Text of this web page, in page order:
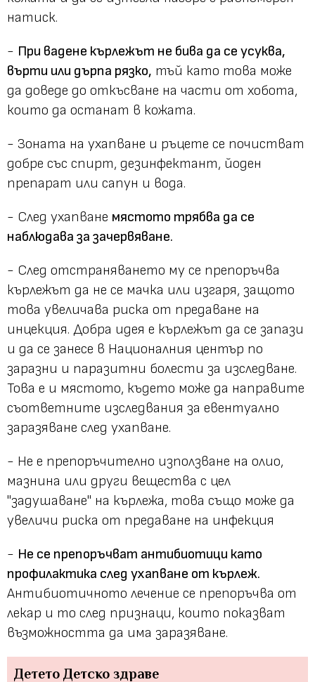
натиск.
- При вадене кърлежът не бива да се усуква,
върти или дърпа рязко, тъй като това може
да доведе до откъсване на части от хобота,
които да останат в кожата.
- Зоната на ухапване и ръцете се почистват
добре със спирт, дезинфектант, йоден
препарат или сапун и вода.
- След ухапване мястото трябва да се
наблюдава за зачервяване.
- След отстраняването му се препоръчва
кърлежът да не се мачка или изгаря, защото
това увеличава риска от предаване на
инцекция. Добра идея е кърлежът да се запази
и да се занесе в Националния център по
заразни и паразитни болести за изследване.
Това е и мястото, където може да направите
съответните изследвания за евентуално
заразяване след ухапване.
- Не е препоръчително използване на олио,
мазнина или други вещества с цел
"задушаване" на кърлежа, това също може да
увеличи риска от предаване на инфекция
- Не се препоръчват антибиотици като
профилактика след ухапване от кърлеж.
Антибиотичното лечение се препоръчва от
лекар и то след признаци, които показват
възможността да има заразяване.
Детето Детско здраве